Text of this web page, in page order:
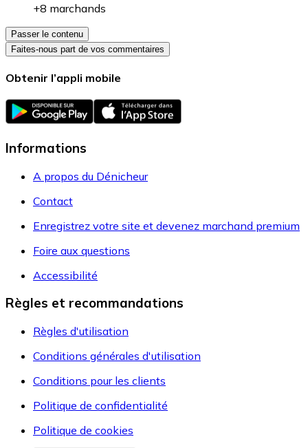
+8 marchands
Passer le contenu
Faites-nous part de vos commentaires
Obtenir l’appli mobile
Informations
A propos du Dénicheur
Contact
Enregistrez votre site et devenez marchand premium
Foire aux questions
Accessibilité
Règles et recommandations
Règles d'utilisation
Conditions générales d'utilisation
Conditions pour les clients
Politique de confidentialité
Politique de cookies